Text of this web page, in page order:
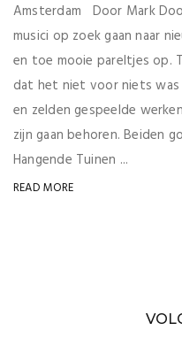
Amsterdam Door Mark
musici op zoek gaan naar
en toe mooie pareltjes op.
dat het niet voor niets was
en zelden gespeelde
zijn gaan behoren. Beiden
Hangende Tuinen ...
READ MORE